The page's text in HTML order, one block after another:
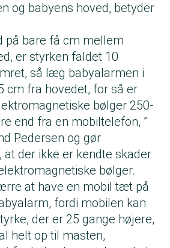
og babyens hoved, betyder
på bare få cm mellem
er styrken faldet 10
så læg babyalarmen i
cm fra hovedet, for så er
bølger 250-
end fra en mobiltelefon, ”
Pedersen og gør
der ikke er kendte skader
bølger.
at have en mobil tæt på
fordi mobilen kan
der er 25 gange højere,
helt op til masten,